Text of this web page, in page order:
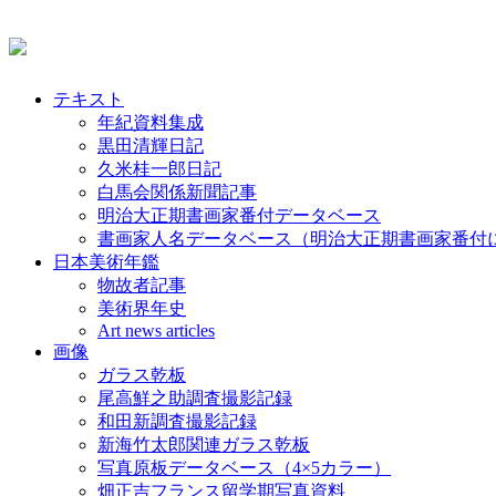
テキスト
年紀資料集成
黒田清輝日記
久米桂一郎日記
白馬会関係新聞記事
明治大正期書画家番付データベース
書画家人名データベース（明治大正期書画家番付
日本美術年鑑
物故者記事
美術界年史
Art news articles
画像
ガラス乾板
尾高鮮之助調査撮影記録
和田新調査撮影記録
新海竹太郎関連ガラス乾板
写真原板データベース（4×5カラー）
畑正吉フランス留学期写真資料